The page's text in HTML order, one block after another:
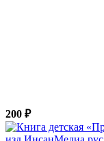
200 ₽